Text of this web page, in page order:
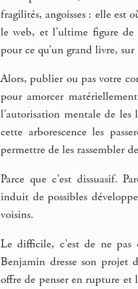
fragilités, angoisses : elle est
le web, et l’ultime figure de
pour ce qu’un grand livre,
Alors, publier ou pas votre
pour amorcer
l’autorisation mentale de
cette arborescence les
permettre de les rassembler
Parce que c’est dissuasif.
induit de possibles
voisins.
Le difficile, c’est de ne pas
Benjamin dresse son projet
offre de penser en rupture et